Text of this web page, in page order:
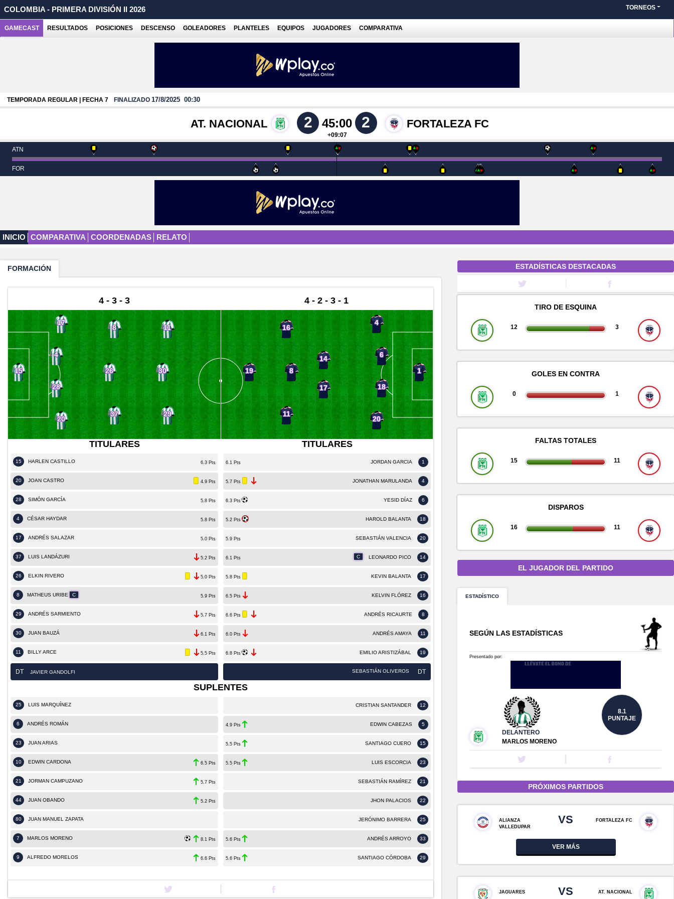
COLOMBIA - PRIMERA DIVISIÓN II 2026 TORNEOS
GAMECAST RESULTADOS POSICIONES DESCENSO GOLEADORES PLANTELES EQUIPOS JUGADORES COMPARATIVA
TEMPORADA REGULAR | FECHA 7 FINALIZADO 17/8/2025 00:30
AT. NACIONAL 2 45:00
+09:07
2 FORTALEZA FC
ATN
FOR
COMPARATIVA COORDENADAS RELATO
INICIO
ESTADÍSTICAS DESTACADAS
TIRO DE ESQUINA
12 3
GOLES EN CONTRA
0 1
FALTAS TOTALES
15 11
DISPAROS
16 11
FORMACIÓN
4 - 3 - 3
15
17
4
28
20
8
26
37
11
30
29
4 - 2 - 3 - 1
1
4
6
18
20
14
17
16
8
11
19
TITULARES
15 HARLEN CASTILLO 6.3 Pts
20 JOAN CASTRO 4.9 Pts
28 SIMÓN GARCÍA 5.8 Pts
4 CÉSAR HAYDAR 5.8 Pts
17 ANDRÉS SALAZAR 5.0 Pts
37 LUIS LANDÁZURI 5.2 Pts
26 ELKIN RIVERO 5.0 Pts
8 MATHEUS URIBE C 5.9 Pts
29 ANDRÉS SARMIENTO 5.7 Pts
30 JUAN BAUZÁ 6.1 Pts
11 BILLY ARCE 5.5 Pts
DT JAVIER GANDOLFI
TITULARES
1
JORDAN GARCIA
6.1 Pts
4
JONATHAN MARULANDA
5.7 Pts
6
YESID DÍAZ
6.3 Pts
18
HAROLD BALANTA
5.2 Pts
20
SEBASTIÁN VALENCIA
5.9 Pts
14
LEONARDO PICO
C
6.1 Pts
17
KEVIN BALANTA
5.8 Pts
16
KELVIN FLÓREZ
6.5 Pts
8
ANDRÉS RICAURTE
6.6 Pts
11
ANDRÉS AMAYA
6.0 Pts
19
EMILIO ARISTIZÁBAL
6.8 Pts
DT
SEBASTIÁN OLIVEROS
SUPLENTES
25 LUIS MARQUÍNEZ
6 ANDRÉS ROMÁN
23 JUAN ARIAS
10 EDWIN CARDONA 6.5 Pts
21 JORMAN CAMPUZANO 5.7 Pts
44 JUAN OBANDO 5.2 Pts
80 JUAN MANUEL ZAPATA
7 MARLOS MORENO 8.1 Pts
9 ALFREDO MORELOS 6.6 Pts
12
CRISTIAN SANTANDER
5
EDWIN CABEZAS
4.9 Pts
15
SANTIAGO CUERO
5.5 Pts
23
LUIS ESCORCIA
5.5 Pts
21
SEBASTIÁN RAMÍREZ
22
JHON PALACIOS
25
JERÓNIMO BARRERA
33
ANDRÉS ARROYO
5.6 Pts
29
SANTIAGO CÓRDOBA
5.6 Pts
EL JUGADOR DEL PARTIDO
ESTADÍSTICO
SEGÚN LAS ESTADÍSTICAS
Presentado por:
DELANTERO
MARLOS MORENO
8.1
PUNTAJE
PRÓXIMOS PARTIDOS
ALIANZA
VALLEDUPAR
VS FORTALEZA FC
VER MÁS
JAGUARES VS AT. NACIONAL